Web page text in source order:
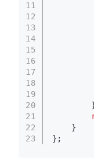
11
12
13
14
15
16
17
18
19
20
21
22
23
    }
};